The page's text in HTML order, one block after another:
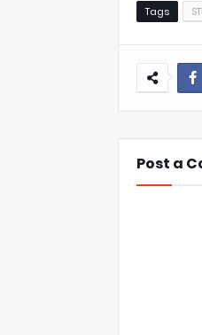
Tags
Post a